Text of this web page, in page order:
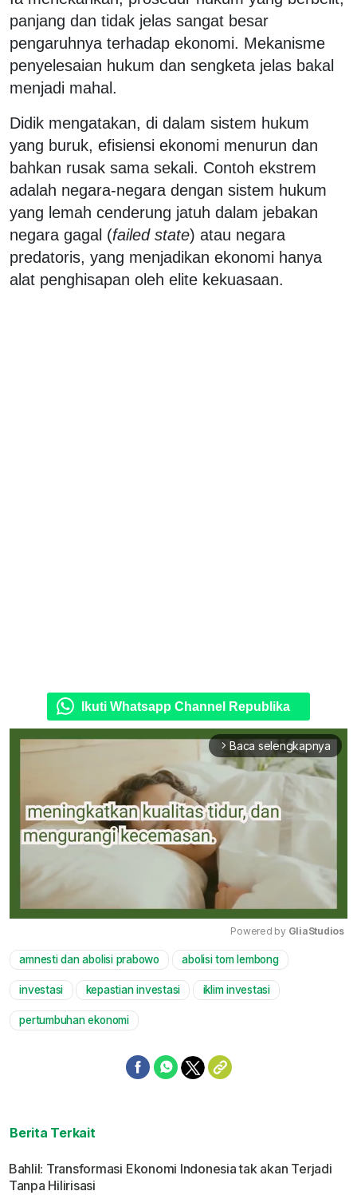
panjang dan tidak jelas sangat besar
pengaruhnya terhadap ekonomi. Mekanisme
penyelesaian hukum dan sengketa jelas bakal
menjadi mahal.
Didik mengatakan, di dalam sistem hukum
yang buruk, efisiensi ekonomi menurun dan
bahkan rusak sama sekali. Contoh ekstrem
adalah negara-negara dengan sistem hukum
yang lemah cenderung jatuh dalam jebakan
negara gagal (failed state) atau negara
predatoris, yang menjadikan ekonomi hanya
alat penghisapan oleh elite kekuasaan.
Ikuti Whatsapp Channel Republika
arrow_forward_ios Baca selengkapnya
Powered by GliaStudios
amnesti dan abolisi prabowo abolisi tom lembong
investasi kepastian investasi iklim investasi
pertumbuhan ekonomi
Berita Terkait
Bahlil: Transformasi Ekonomi Indonesia tak akan Terjadi
Tanpa Hilirisasi